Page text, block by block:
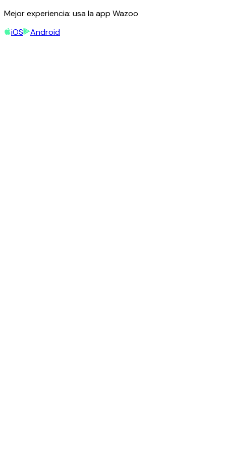
Mejor experiencia: usa la app Wazoo
iOS
Android